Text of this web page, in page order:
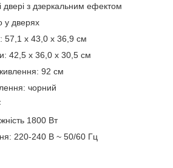
двері з дзеркальним ефектом
у дверях
57,1 x 43,0 x 36,9 см
42,5 x 36,0 x 30,5 см
92 см
чорний
1800 Вт
220-240 В ~ 50/60 Гц